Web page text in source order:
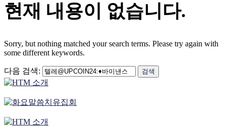
현재 내용이 없습니다.
Sorry, but nothing matched your search terms. Please try again with
some different keywords.
다음 검색: